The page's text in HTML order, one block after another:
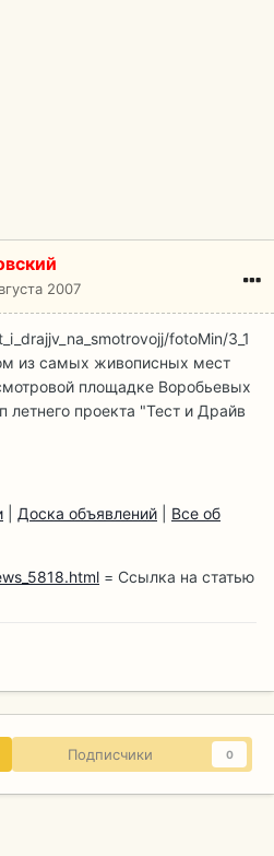
2007
fotoMin/3_1
из самых живописных мест
площадке Воробьевых
летнего проекта "Тест и Драйв
Доска объявлений
Все об
= Ссылка на статью
Подписчики 0